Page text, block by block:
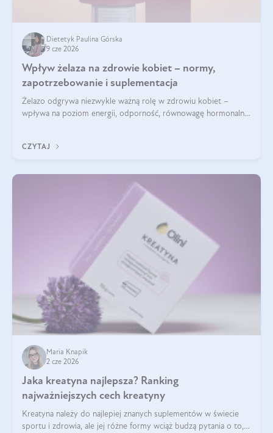
Dietetyk Paulina Górska
9 cze 2026
Wpływ żelaza na zdrowie kobiet – normy,
zapotrzebowanie i suplementacja
Żelazo odgrywa niezwykle ważną rolę w zdrowiu kobiet –
wpływa na poziom energii, odporność, równowagę hormonalną
zawrotów głowy czy problemów z
CZYTAJ
Maria Knapik
2 cze 2026
Jaka kreatyna najlepsza? Ranking
najważniejszych cech kreatyny
Kreatyna należy do najlepiej znanych suplementów w świecie
sportu i zdrowia, ale jej różne formy wciąż budzą pytania o to,